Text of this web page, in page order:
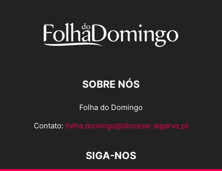
SOBRE NÓS
Folha do Domingo
Contato: folha.domingo@diocese-algarve.pt
SIGA-NOS